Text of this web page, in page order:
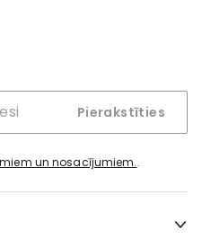
Pierakstīties
un nosacījumiem..